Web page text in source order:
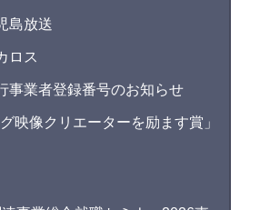
島放送
ロス
事業者登録番号のお知らせ
映像クリエーターを励ます賞」